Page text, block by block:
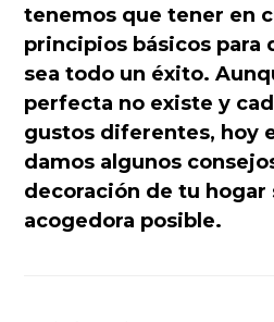
tenemos que tener en
principios básicos para
sea todo un éxito.
perfecta no existe y
gustos diferentes, hoy
damos algunos
decoración de tu hogar
acogedora posible.